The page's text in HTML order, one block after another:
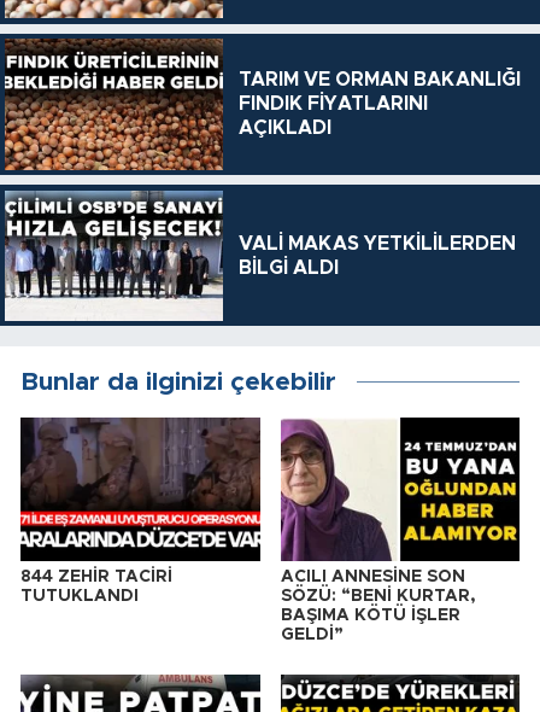
TARIM VE ORMAN BAKANLIĞI
FINDIK FİYATLARINI
AÇIKLADI
VALİ MAKAS YETKİLİLERDEN
BİLGİ ALDI
Bunlar da ilginizi çekebilir
844 ZEHİR TACİRİ
TUTUKLANDI
ACILI ANNESİNE SON
SÖZÜ: “BENİ KURTAR,
BAŞIMA KÖTÜ İŞLER
GELDİ”